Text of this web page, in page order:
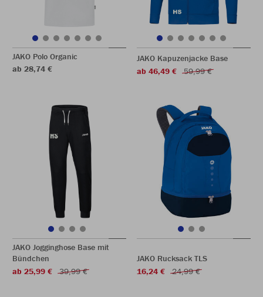
JAKO Polo Organic
ab 28,74 €
JAKO Kapuzenjacke Base
ab 46,49 €
59,99 €
JAKO Jogginghose Base mit
Bündchen
ab 25,99 €
39,99 €
JAKO Rucksack TLS
16,24 €
24,99 €